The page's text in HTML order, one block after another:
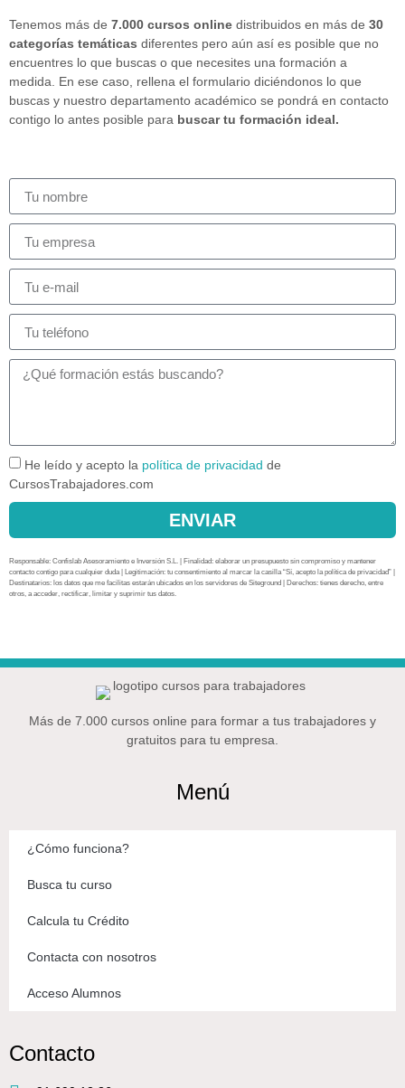
Tenemos más de 7.000 cursos online distribuidos en más de 30
categorías temáticas diferentes pero aún así es posible que no
encuentres lo que buscas o que necesites una formación a
medida. En ese caso, rellena el formulario diciéndonos lo que
buscas y nuestro departamento académico se pondrá en contacto
contigo lo antes posible para buscar tu formación ideal.
He leído y acepto la política de privacidad de
CursosTrabajadores.com
ENVIAR
Responsable: Confislab Asesoramiento e Inversión S.L. | Finalidad: elaborar un presupuesto sin compromiso y mantener
contacto contigo para cualquier duda | Legitimación: tu consentimiento al marcar la casilla “Sí, acepto la política de privacidad” |
Destinatarios: los datos que me facilitas estarán ubicados en los servidores de Siteground | Derechos: tienes derecho, entre
otros, a acceder, rectificar, limitar y suprimir tus datos.
Más de 7.000 cursos online para formar a tus trabajadores y
gratuitos para tu empresa.
Menú
¿Cómo funciona?
Busca tu curso
Calcula tu Crédito
Contacta con nosotros
Acceso Alumnos
Contacto